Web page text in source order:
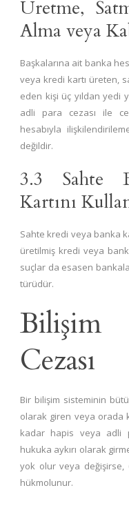
Üretme,
Alma veya
Başkalarına ait banka
veya kredi kartı üreten,
eden kişi üç yıldan yedi
adli para cezası ile
hesabıyla
değildir.
3.3 Sahte
Kartını
Sahte kredi veya banka
üretilmiş kredi veya
suçlar da esasen
türüdür.
Bilişim
Cezası
Bir bilişim sisteminin
olarak giren veya orada
kadar hapis veya adli
hukuka aykırı olarak
yok olur veya değişirse,
hükmolunur.